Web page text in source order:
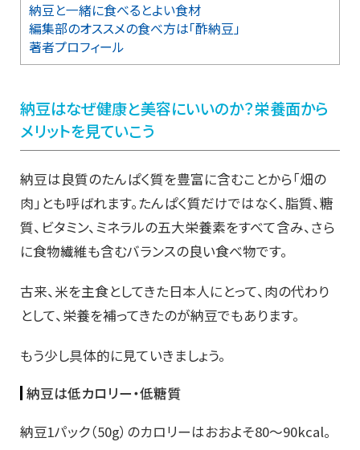
納豆と一緒に食べるとよい食材
編集部のオススメの食べ方は「酢納豆」
著者プロフィール
納豆はなぜ健康と美容にいいのか？栄養面から
メリットを見ていこう
納豆は良質のたんぱく質を豊富に含むことから「畑の
肉」とも呼ばれます。たんぱく質だけではなく、脂質、糖
質、ビタミン、ミネラルの五大栄養素をすべて含み、さら
に食物繊維も含むバランスの良い食べ物です。
古来、米を主食としてきた日本人にとって、肉の代わり
として、栄養を補ってきたのが納豆でもあります。
もう少し具体的に見ていきましょう。
納豆は低カロリー・低糖質
納豆1パック（50g）のカロリーはおおよそ80～90kcal。